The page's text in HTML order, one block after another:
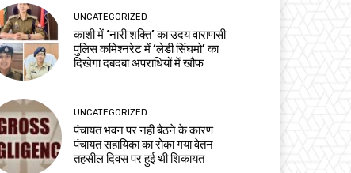
UNCATEGORIZED
काशी में ‘नारी शक्ति’ का उदय वाराणसी
पुलिस कमिश्नरेट में ‘लेडी सिंघमो’ का
दिखेगा दबदबा अपराधियों में खौफ
UNCATEGORIZED
पंचायत भवन पर नही बैठने के कारण
पंचायत सहायिका का रोका गया वेतन
तहसील दिवस पर हुई थी शिकायत